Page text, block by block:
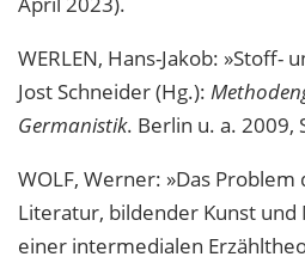
WERLEN, Hans-Jakob: »Stoff-
Jost Schneider (Hg.):
Germanistik. Berlin u. a. 2009,
WOLF, Werner: »Das
Literatur, bildender Kunst und
einer intermedialen